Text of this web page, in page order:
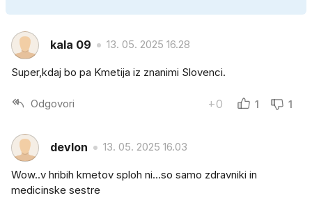
kala 09 13. 05. 2025 16.28
Super,kdaj bo pa Kmetija iz znanimi Slovenci.
Odgovori +0 1 1
devlon 13. 05. 2025 16.03
Wow..v hribih kmetov sploh ni…so samo zdravniki in
medicinske sestre